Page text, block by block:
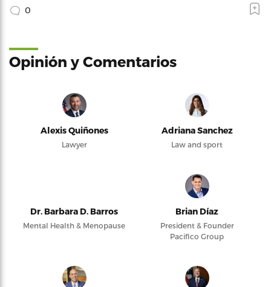
0
Opinión y Comentarios
Alexis Quiñones
Lawyer
Adriana Sanchez
Law and sport
Dr. Barbara D. Barros
Mental Health & Menopause
Brian Díaz
President & Founder
Pacifico Group